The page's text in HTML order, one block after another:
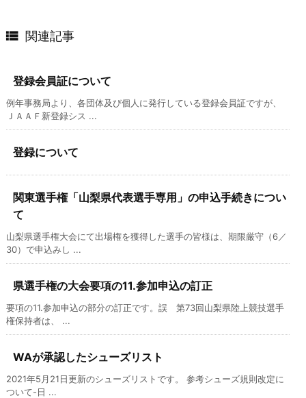
 関連記事
登録会員証について
例年事務局より、各団体及び個人に発行している登録会員証ですが、
ＪＡＡＦ新登録シス ...
登録について
関東選手権「山梨県代表選手専用」の申込手続きについ
て
山梨県選手権大会にて出場権を獲得した選手の皆様は、期限厳守（6／
30）で申込みし ...
県選手権の大会要項の11.参加申込の訂正
要項の11.参加申込の部分の訂正です。誤 第73回山梨県陸上競技選手
権保持者は、 ...
WAが承認したシューズリスト
2021年5月21日更新のシューズリストです。 参考シューズ規則改定に
ついて-日 ...